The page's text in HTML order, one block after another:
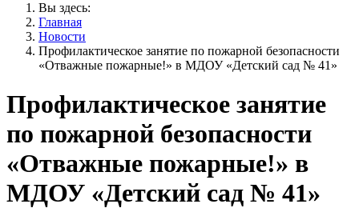
Вы здесь:
Главная
Новости
Профилактическое занятие по пожарной безопасности
«Отважные пожарные!» в МДОУ «Детский сад № 41»
Профилактическое занятие
по пожарной безопасности
«Отважные пожарные!» в
МДОУ «Детский сад № 41»